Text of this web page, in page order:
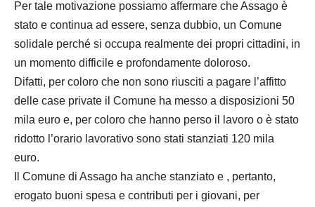
Per tale motivazione possiamo affermare che Assago è
stato e continua ad essere, senza dubbio, un Comune
solidale perché si occupa realmente dei propri cittadini, in
un momento difficile e profondamente doloroso.
Difatti, per coloro che non sono riusciti a pagare l’affitto
delle case private il Comune ha messo a disposizioni 50
mila euro e, per coloro che hanno perso il lavoro o è stato
ridotto l’orario lavorativo sono stati stanziati 120 mila
euro.
Il Comune di Assago ha anche stanziato e , pertanto,
erogato buoni spesa e contributi per i giovani, per